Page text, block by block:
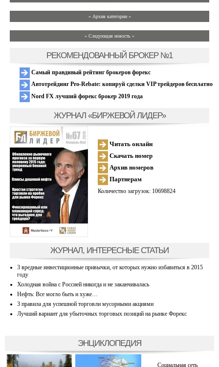
» Архив категории «
» Следующая новость »
РЕКОМЕНДОВАННЫЙ БРОКЕР №1
Самый правдивый рейтинг брокеров форекс
Автотрейдинг Pro-Rebate: копируй сделки VIP трейдеров бесплатно
Nord FX лучший форекс брокер 2019 года
ЖУРНАЛ «БИРЖЕВОЙ ЛИДЕР»
Читать онлайн
Скачать номер
Архив номеров
Партнерам
Количество загрузок: 10698824
ЖУРНАЛ, ИНТЕРЕСНЫЕ СТАТЬИ
3 вредные инвестиционные привычки, от которых нужно избавиться в 2015
году
Холодная война с Россией никогда и не заканчивалась
Нефть: Все могло быть и хуже…
3 правила для успешной торговли мусорными акциями
Лучший вариант для убыточных торговых позиций на рынке Форекс
ЭНЦИКЛОПЕДИЯ
Социальная сеть